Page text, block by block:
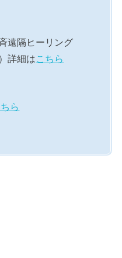
遠隔ヒーリング
詳細はこちら
ら